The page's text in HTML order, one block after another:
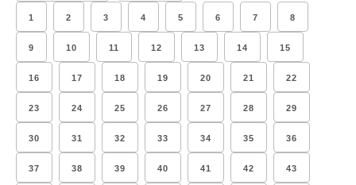
1 2 3 4 5 6 7 8
9 10 11 12 13 14 15
16 17 18 19 20 21 22
23 24 25 26 27 28 29
30 31 32 33 34 35 36
37 38 39 40 41 42 43